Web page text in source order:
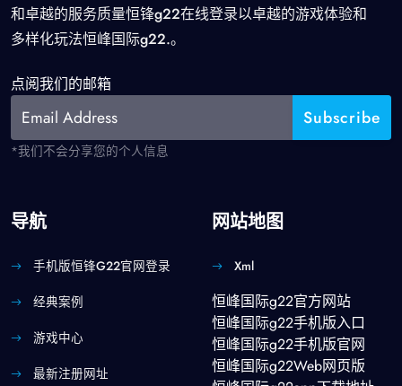
和卓越的服务质量恒锋g22在线登录以卓越的游戏体验和
多样化玩法恒峰国际g22.。
点阅我们的邮箱
*我们不会分享您的个人信息
导航
手机版恒锋g22官网登录
经典案例
游戏中心
最新注册网址
网站地图
Xml
恒峰国际g22官方网站
恒峰国际g22手机版入口
恒峰国际g22手机版官网
恒峰国际g22Web网页版